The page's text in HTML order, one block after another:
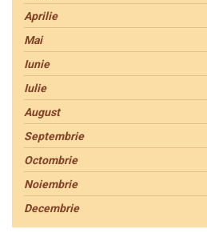
Aprilie
Mai
Iunie
Iulie
August
Septembrie
Octombrie
Noiembrie
Decembrie